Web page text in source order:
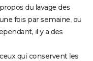
du lavage des
fois par semaine, ou
il y a des
qui conservent les